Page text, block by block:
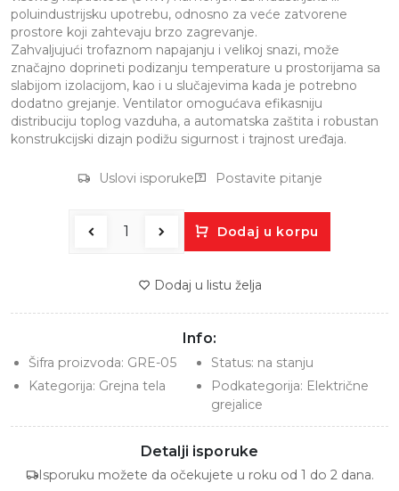
poluindustrijsku upotrebu, odnosno za veće zatvorene
prostore koji zahtevaju brzo zagrevanje.
Zahvaljujući trofaznom napajanju i velikoj snazi, može
značajno doprineti podizanju temperature u prostorijama sa
slabijom izolacijom, kao i u slučajevima kada je potrebno
dodatno grejanje. Ventilator omogućava efikasniju
distribuciju toplog vazduha, a automatska zaštita i robustan
konstrukcijski dizajn podižu sigurnost i trajnost uređaja.
Uslovi isporuke Postavite pitanje
Dodaj u korpu
Dodaj u listu želja
Info:
Šifra proizvoda: GRE-05 Status: na stanju
Kategorija: Grejna tela Podkategorija: Električne
grejalice
Detalji isporuke
Isporuku možete da očekujete u roku od 1 do 2 dana.